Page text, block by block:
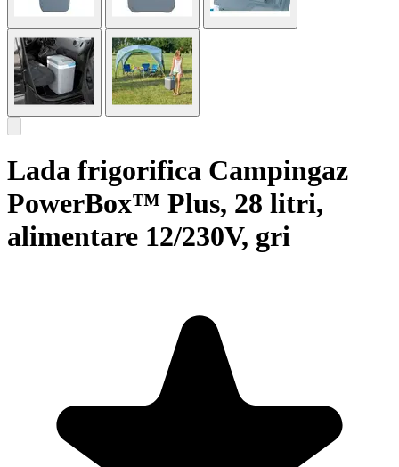
Lada frigorifica Campingaz
PowerBox™ Plus, 28 litri,
alimentare 12/230V, gri